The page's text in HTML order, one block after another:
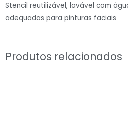
Stencil reutilizável, lavável com
adequadas para pinturas faciais
Produtos relacionados